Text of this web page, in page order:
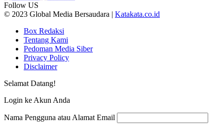
Follow US
© 2023 Global Media Bersaudara | Katakata.co.id
Box Redaksi
Tentang Kami
Pedoman Media Siber
Privacy Policy
Disclaimer
Selamat Datang!
Login ke Akun Anda
Nama Pengguna atau Alamat Email